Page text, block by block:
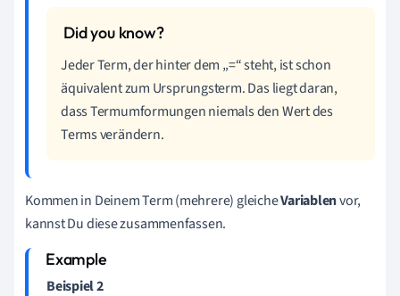
Jeder Term, der hinter dem „=“ steht, ist schon
äquivalent zum Ursprungsterm. Das liegt daran,
dass Termumformungen niemals den Wert des
Terms verändern.
Kommen in Deinem Term (mehrere) gleicheVariablenvor,
kannst Du diese zusammenfassen.
Beispiel 2